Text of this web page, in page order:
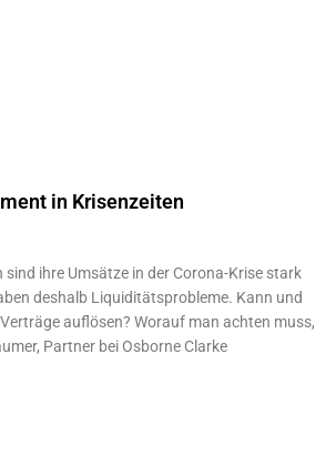
in Krisenzeiten
sind ihre Umsätze in der Corona-Krise stark
deshalb Liquiditätsprobleme. Kann und
auflösen? Worauf man achten muss,
Partner bei Osborne Clarke